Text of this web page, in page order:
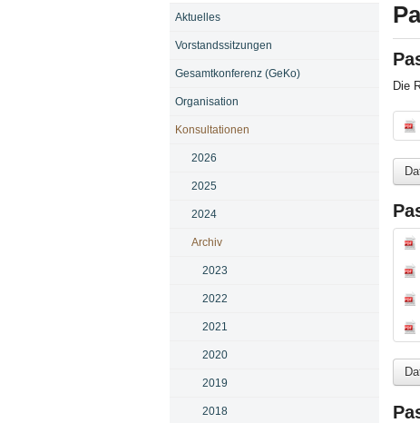
Die
NAVIGATION
Aktuelles
Vorstandssitzungen
Gesamtkonferenz (GeKo)
Organisation
Konsultationen
2026
2025
2024
Archiv
2023
2022
2021
2020
2019
2018